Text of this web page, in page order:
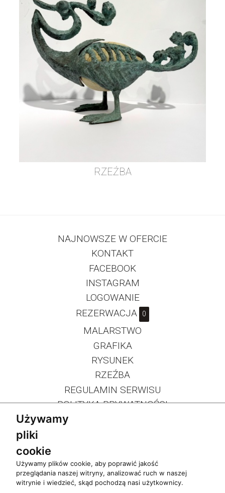
Używamy
pliki
cookie
Używamy plików cookie, aby poprawić jakość
przeglądania naszej witryny, analizować ruch w naszej
witrynie i wiedzieć, skąd pochodzą nasi użytkownicy.
RZEŹBA
NAJNOWSZE W OFERCIE
KONTAKT
FACEBOOK
INSTAGRAM
LOGOWANIE
REZERWACJA
0
MALARSTWO
GRAFIKA
RYSUNEK
RZEŹBA
REGULAMIN SERWISU
POLITYKA PRYWATNOŚCI